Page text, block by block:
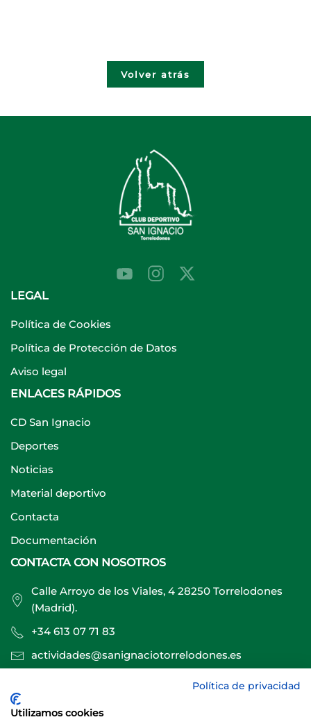
Volver atrás
LEGAL
Política de Cookies
Política de Protección de Datos
Aviso legal
ENLACES RÁPIDOS
CD San Ignacio
Deportes
Noticias
Material deportivo
Contacta
Documentación
CONTACTA CON NOSOTROS
Calle Arroyo de los Viales, 4 28250 Torrelodones
(Madrid).
+34 613 07 71 83
actividades@sanignaciotorrelodones.es
Sitio web creado por
Política de privacidad
Utilizamos cookies